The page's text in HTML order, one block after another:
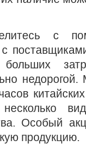
с
больших
Особый
продукцию.